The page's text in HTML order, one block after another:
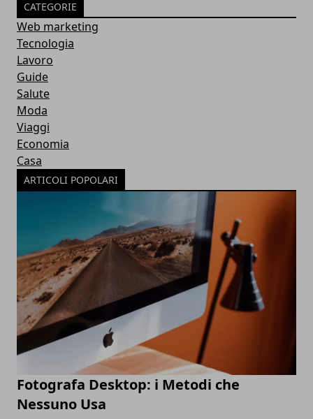
CATEGORIE
Web marketing
Tecnologia
Lavoro
Guide
Salute
Moda
Viaggi
Economia
Casa
ARTICOLI POPOLARI
Fotografa Desktop: i Metodi che
Nessuno Usa